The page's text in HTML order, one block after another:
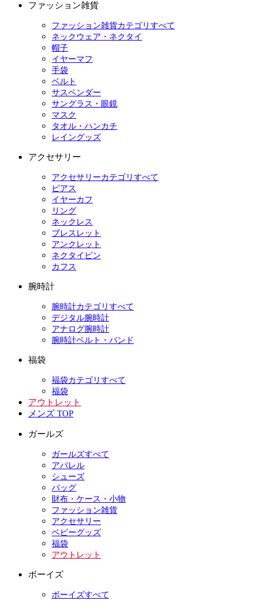
ファッション雑貨
ファッション雑貨カテゴリすべて
ネックウェア・ネクタイ
帽子
イヤーマフ
手袋
ベルト
サスペンダー
サングラス・眼鏡
マスク
タオル・ハンカチ
レイングッズ
アクセサリー
アクセサリーカテゴリすべて
ピアス
イヤーカフ
リング
ネックレス
ブレスレット
アンクレット
ネクタイピン
カフス
腕時計
腕時計カテゴリすべて
デジタル腕時計
アナログ腕時計
腕時計ベルト・バンド
福袋
福袋カテゴリすべて
福袋
アウトレット
メンズ TOP
ガールズ
ガールズすべて
アパレル
シューズ
バッグ
財布・ケース・小物
ファッション雑貨
アクセサリー
ベビーグッズ
福袋
アウトレット
ボーイズ
ボーイズすべて